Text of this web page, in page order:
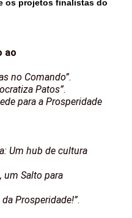
os projetos finalistas do
ao
no Comando”.
Patos”.
para a Prosperidade
Um hub de cultura
um Salto para
da Prosperidade!”.